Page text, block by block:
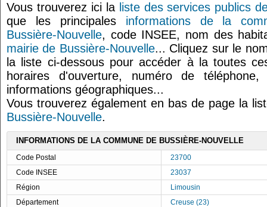
Vous trouverez ici la liste des services publics
que les principales informations de la
Bussière-Nouvelle, code INSEE, nom des
mairie de Bussière-Nouvelle... Cliquez sur le
la liste ci-dessous pour accéder à la toutes
horaires d'ouverture, numéro de
informations géographiques...
Vous trouverez également en bas de page la
Bussière-Nouvelle.
INFORMATIONS DE LA COMMUNE DE BUSSIÈRE-NOUVELLE
Code Postal
23700
Code INSEE
23037
Région
Limousin
Département
Creuse (23)